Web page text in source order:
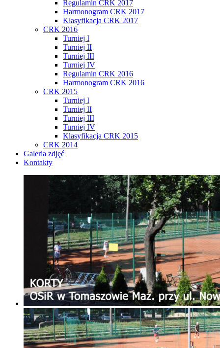
Regulamin CRK 2017
Harmonogram CRK 2017
Klasyfikacja CRK 2017
CRK 2016
Turniej I
Turniej II
Turniej III
Turniej IV
Regulamin CRK 2016
Harmonogram CRK 2016
CRK 2015
Turniej I
Turniej II
Turniej III
Turniej IV
Klasyfikacja CRK 2015
CRK 2014
Galeria zdjęć
Kontakty